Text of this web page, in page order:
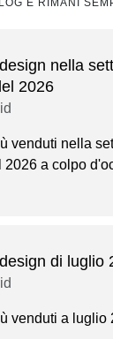
nella
2026
venduti nella
a colpo
di luglio
venduti a